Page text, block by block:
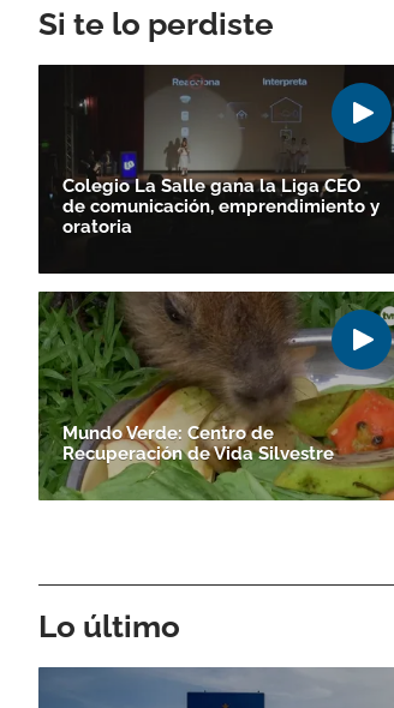
Si te lo perdiste
Colegio La Salle gana la Liga CEO
de comunicación, emprendimiento y
oratoria
Mundo Verde: Centro de
Recuperación de Vida Silvestre
Lo último